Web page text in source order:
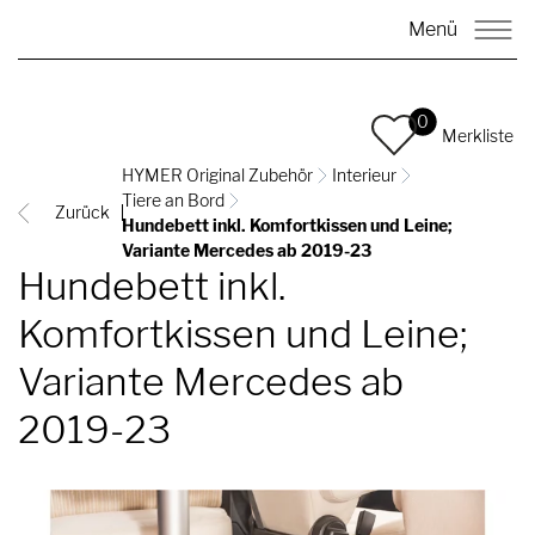
Menü
0
Merkliste
Zurück
HYMER Original Zubehör
Interieur
Tiere an Bord
Hundebett inkl. Komfortkissen und Leine;
Variante Mercedes ab 2019-23
Hundebett inkl.
Komfortkissen und Leine;
Variante Mercedes ab
2019-23